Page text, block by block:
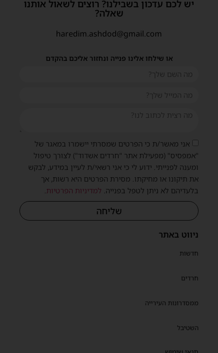
ניווט באתר
חדשות
חרדים
ממסדרונות העירייה
השטיבל
יש לכם עדכון בשבילנו? רוצים לשאול אותנו
שאלה?
haredim.ashdod@gmail.com
או שילחו אלינו פנייה ונחזור אליכם בהקדם
אני מאשר/ת כי הפרטים שמסרתי יישמרו במאגר של
"אמפסיס" (מפעילת אתר "חרדים אשדוד") לצורך טיפול
ומענה לפנייתי. ידוע לי כי אני רשאי/ת לעיין במידע, לבקש
את תיקונו או מחיקתו. מסירת הפרטים היא רשות, אך
בלעדיהם לא ניתן לטפל בפנייה. למדיניות הפרטיות
שליחה